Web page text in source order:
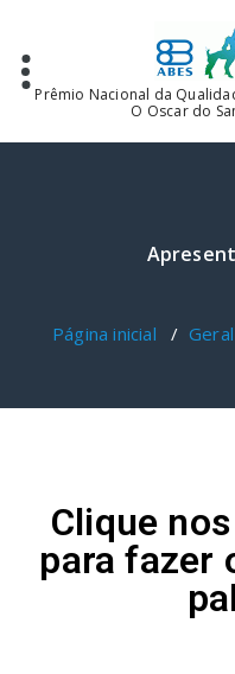
Prêmio Nacional da
O Oscar do
Página inicial /Geral
Clique
para fazer